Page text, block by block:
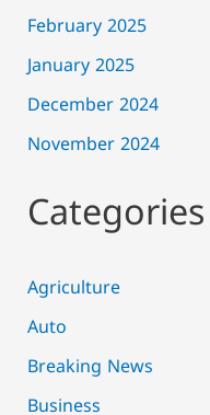
February 2025
January 2025
December 2024
November 2024
Categories
Agriculture
Auto
Breaking News
Business